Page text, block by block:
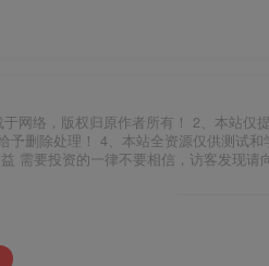
于网络，版权归原作者所有！ 2、本站
予删除处理！ 4、本站全资源仅供测试
需要投资的一律不要相信，访客发现